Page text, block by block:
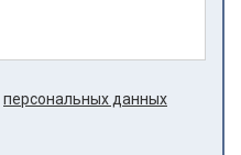
персональных данных